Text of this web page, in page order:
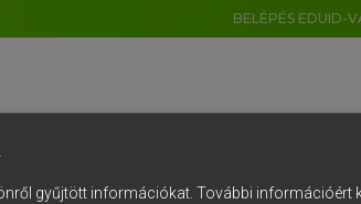
BELÉPÉS EDUID-
gyűjtött információkat. További információért